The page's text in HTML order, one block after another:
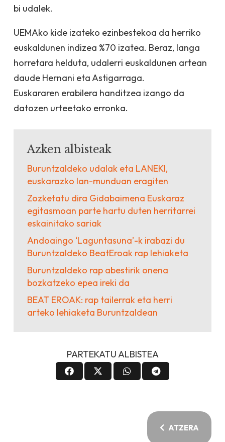
bi udalek.
UEMAko kide izateko ezinbestekoa da herriko
euskaldunen indizea %70 izatea. Beraz, langa
horretara helduta, udalerri euskaldunen artean
daude Hernani eta Astigarraga.
Euskararen erabilera handitzea izango da
datozen urteetako erronka.
Azken albisteak
Buruntzaldeko udalak eta LANEKI,
euskarazko lan-munduan eragiten
Zozketatu dira Gidabaimena Euskaraz
egitasmoan parte hartu duten herritarrei
eskainitako sariak
Andoaingo ‘Laguntasuna’-k irabazi du
Buruntzaldeko BeatEroak rap lehiaketa
Buruntzaldeko rap abestirik onena
bozkatzeko epea ireki da
BEAT EROAK: rap tailerrak eta herri
arteko lehiaketa Buruntzaldean
PARTEKATU ALBISTEA
ATZERA